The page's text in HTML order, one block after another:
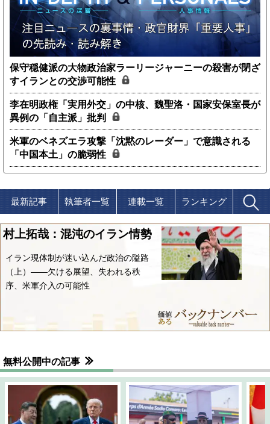
保守穏健派の大物政治家ラーリージャーニーの殺害が閉ざ
すイランとの交渉可能性
李在明政権「実用外交」の中核、魏聖洛・国家安保室長が
異例の「自主派」批判
米軍のベネズエラ攻撃「沈黙のレーダー」で意識される
「中国本土」の脆弱性
最新記事 執筆者一覧 連載一覧 ランキング
村上拓哉：混沌のイラン情勢
イラン現体制が迷い込んだ政治の隘路
（上）――欠ける展望、失われる秩
序、米軍介入の可能性
無料公開中の記事